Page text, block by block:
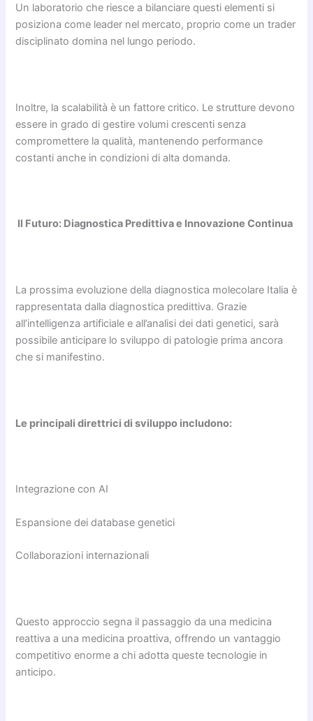
Un laboratorio che riesce a bilanciare questi elementi si
posiziona come leader nel mercato, proprio come un trader
disciplinato domina nel lungo periodo.
Inoltre, la scalabilità è un fattore critico. Le strutture devono
essere in grado di gestire volumi crescenti senza
compromettere la qualità, mantenendo performance
costanti anche in condizioni di alta domanda.
Il Futuro: Diagnostica Predittiva e Innovazione Continua
La prossima evoluzione della diagnostica molecolare Italia è
rappresentata dalla diagnostica predittiva. Grazie
all’intelligenza artificiale e all’analisi dei dati genetici, sarà
possibile anticipare lo sviluppo di patologie prima ancora
che si manifestino.
Le principali direttrici di sviluppo includono:
Integrazione con AI
Espansione dei database genetici
Collaborazioni internazionali
Questo approccio segna il passaggio da una medicina
reattiva a una medicina proattiva, offrendo un vantaggio
competitivo enorme a chi adotta queste tecnologie in
anticipo.